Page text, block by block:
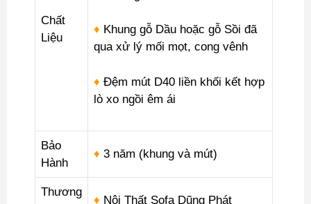
Chất
Liệu
♦ Khung gỗ Dầu hoặc gỗ Sồi đã
qua xử lý mối mọt, cong vênh
♦ Đệm mút D40 liền khối kết hợp
lò xo ngồi êm ái
Bảo
Hành
♦ 3 năm (khung và mút)
Thương
♦ Nội Thất Sofa Dũng Phát